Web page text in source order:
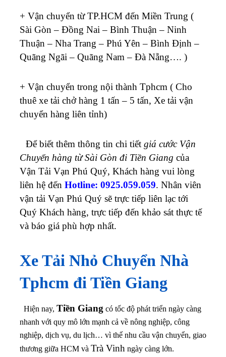
+ Vận chuyển từ TP.HCM đến Miền Trung (
Sài Gòn – Đồng Nai – Bình Thuận – Ninh
Thuận – Nha Trang – Phú Yên – Bình Định –
Quãng Ngãi – Quãng Nam – Đà Nẵng…. )
+ Vận chuyển trong nội thành Tphcm ( Cho
thuê xe tải chở hàng 1 tấn – 5 tấn, Xe tải vận
chuyển hàng liên tỉnh)
Để biết thêm thông tin chi tiết giá cước Vận
Chuyển hàng từ Sài Gòn đi Tiền Giang của
Vận Tải Vạn Phú Quý, Khách hàng vui lòng
liên hệ đến Hotline: 0925.059.059. Nhân viên
vận tải Vạn Phú Quý sẽ trực tiếp liên lạc tới
Quý Khách hàng, trực tiếp đến khảo sát thực tế
và báo giá phù hợp nhất.
Xe Tải Nhỏ Chuyển Nhà
Tphcm điTiền Giang
Hiện nay, Tiền Giang có tốc độ phát triển ngày càng
nhanh với quy mô lớn mạnh cả về nông nghiệp, công
nghiệp, dịch vụ, du lịch… vì thế nhu cầu vận chuyển, giao
thương giữa HCM và Trà Vinh ngày càng lớn.